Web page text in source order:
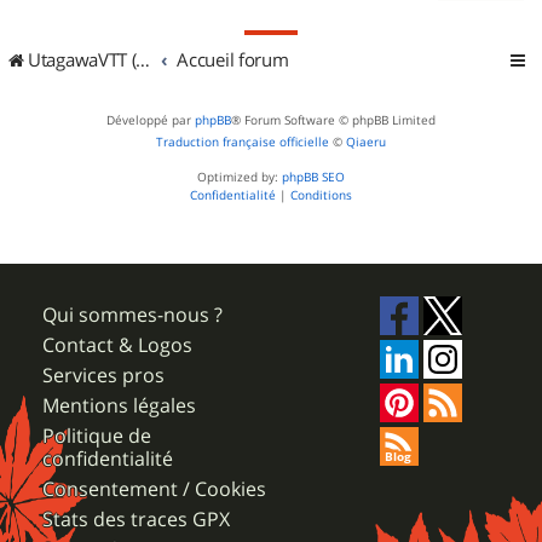
UtagawaVTT (Randos VTT et VTTAE avec traces GPS) Accueil forum
Développé par phpBB® Forum Software © phpBB Limited
Traduction française officielle © Qiaeru
Optimized by: phpBB SEO
Confidentialité | Conditions
Qui sommes-nous ?
Contact & Logos
Services pros
Mentions légales
Politique de
confidentialité
Consentement / Cookies
Stats des traces GPX